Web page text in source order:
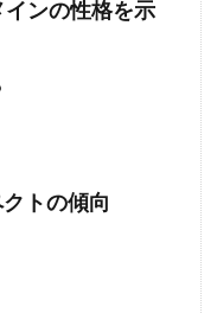
ンの性格を示
トの傾向